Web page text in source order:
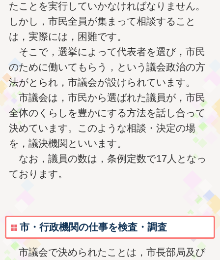
たことを実行していかなければなりません。
しかし，市民全員が集まって相談すること
は，実際には，困難です。
そこで，選挙によって代表者を選び，市民
のために働いてもらう，という議会政治の方
法がとられ，市議会が設けられています。
市議会は，市民から選ばれた議員が，市民
全体のくらしを豊かにする方法を話し合って
決めています。このような相談・決定の場
を，議決機関といいます。
なお，議員の数は，条例定数で17人となっ
ております。
市・行政機関の仕事を検査・調査
市議会で決められたことは，市長部局及び